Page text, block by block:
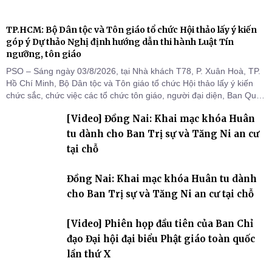
TP.HCM: Bộ Dân tộc và Tôn giáo tổ chức Hội thảo lấy ý kiến
góp ý Dự thảo Nghị định hướng dẫn thi hành Luật Tín
ngưỡng, tôn giáo
PSO – Sáng ngày 03/8/2026, tại Nhà khách T78, P. Xuân Hoà, TP.
Hồ Chí Minh, Bộ Dân tộc và Tôn giáo tổ chức Hội thảo lấy ý kiến
chức sắc, chức việc các tổ chức tôn giáo, người đại diện, Ban Quản
góp ý hoàn thiện hồ sơ Dự thảo Nghị định quy định chi tiết một số
điều và biện pháp để tổ chức
[Video] Đồng Nai: Khai mạc khóa Huân
tu dành cho Ban Trị sự và Tăng Ni an cư
tại chỗ
Đồng Nai: Khai mạc khóa Huân tu dành
cho Ban Trị sự và Tăng Ni an cư tại chỗ
[Video] Phiên họp đầu tiên của Ban Chỉ
đạo Đại hội đại biểu Phật giáo toàn quốc
lần thứ X